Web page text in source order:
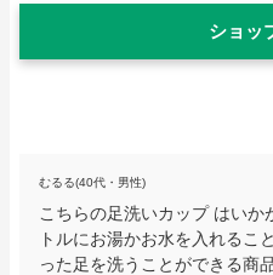
ショッ
むるる(40代・男性)
こちらの足洗いカップ はい
トルにお湯かお水を入れるこ
った足を洗うことができる商